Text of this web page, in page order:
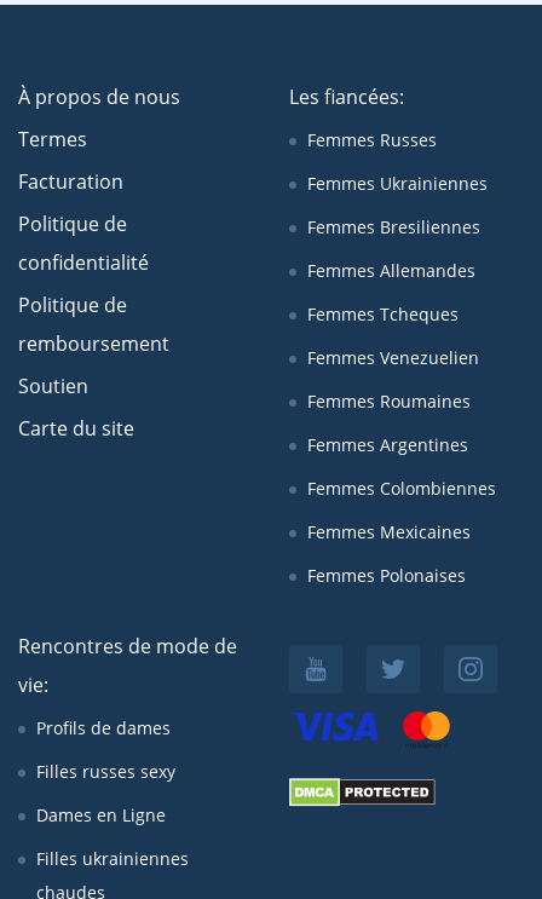
À propos de nous
Termes
Facturation
Politique de
confidentialité
Politique de
remboursement
Soutien
Carte du site
Les fiancées:
Femmes Russes
Femmes Ukrainiennes
Femmes Bresiliennes
Femmes Allemandes
Femmes Tcheques
Femmes Venezuelien
Femmes Roumaines
Femmes Argentines
Femmes Colombiennes
Femmes Mexicaines
Femmes Polonaises
Rencontres de mode de
vie:
Profils de dames
Filles russes sexy
Dames en Ligne
Filles ukrainiennes
chaudes